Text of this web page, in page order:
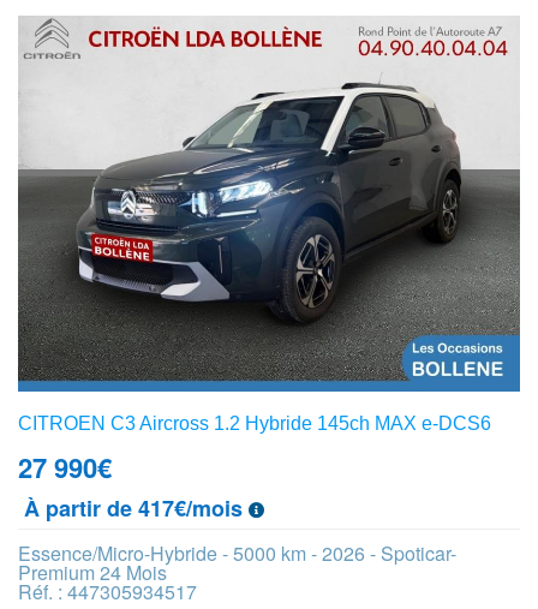
CITROEN C3 Aircross 1.2 Hybride 145ch MAX e-DCS6
27 990€
À partir de 417€/mois
Essence/Micro-Hybride - 5000 km - 2026 - Spoticar-
Premium 24 Mois
Réf. : 447305934517